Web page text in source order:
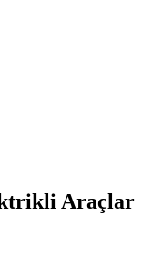
Araçlar